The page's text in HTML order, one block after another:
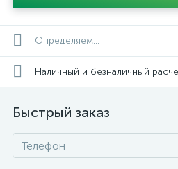
Определяем...
Наличный и безналичный
Быстрый заказ